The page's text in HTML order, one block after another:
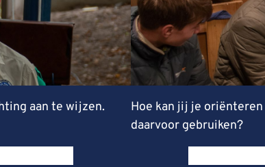
aan te wijzen.
Hoe kan jij je oriënteren
daarvoor gebruiken?